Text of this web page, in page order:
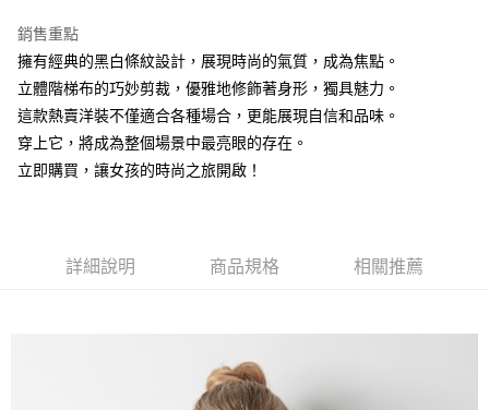
成交易。
3.實際核准額度、可分期數及費用金額請依後續交易確認頁面所載為準。
4.訂單成立30分鐘內，如未前往確認交易或遇審核未通過，訂單將自動取
消。如遇「轉專審核」未通過狀況，表示未達大哥付你分期系統評分，恕無
法說明評估內容。
1.分期款項不併入電信帳單，「大哥付你分期」於每月結算日後寄送繳費提
醒簡訊。
1.本服務係由「台灣大哥大股份有限公司」（以下簡稱本公司）所提供，讓
由本公司與您本人進行分期帳單所需資料之確認、核對及更正。
3.完整用戶服務條款，請詳閱以下連結：https://oppay.tw/userRule
全家取貨付款
每筆NT$60，滿NT$1,200(含以上)免運費
付款後全家取貨
付款後7-11取貨
每筆NT$100，滿NT$3,000(含以上)免運費
銷售重點
擁有經典的黑白條紋設計，展現時尚的氣質，成為焦點。
立體階梯布的巧妙剪裁，優雅地修飾著身形，獨具魅力。
這款熱賣洋裝不僅適合各種場合，更能展現自信和品味。
穿上它，將成為整個場景中最亮眼的存在。
立即購買，讓女孩的時尚之旅開啟！
詳細說明 商品規格 相關推薦